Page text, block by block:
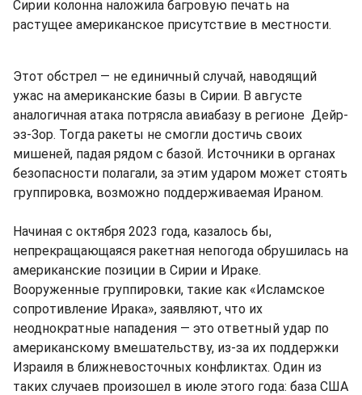
Сирии колонна наложила багровую печать на
растущее американское присутствие в местности.
Этот обстрел — не единичный случай, наводящий
ужас на американские базы в Сирии. В августе
аналогичная атака потрясла авиабазу в регионе Дейр-
эз-Зор. Тогда ракеты не смогли достичь своих
мишеней, падая рядом с базой. Источники в органах
безопасности полагали, за этим ударом может стоять
группировка, возможно поддерживаемая Ираном.
Начиная с октября 2023 года, казалось бы,
непрекращающаяся ракетная непогода обрушилась на
американские позиции в Сирии и Ираке.
Вооруженные группировки, такие как «Исламское
сопротивление Ирака», заявляют, что их
неоднократные нападения — это ответный удар по
американскому вмешательству, из-за их поддержки
Израиля в ближневосточных конфликтах. Один из
таких случаев произошел в июле этого года: база США